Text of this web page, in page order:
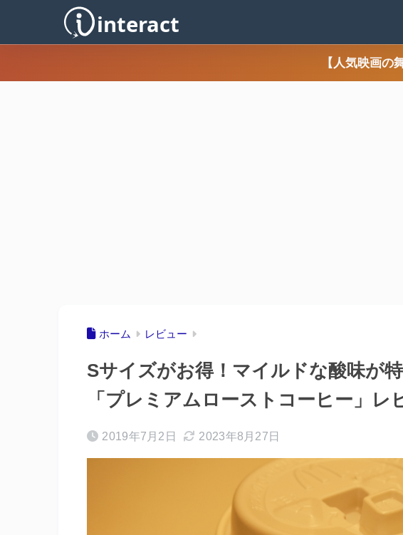
【人気映画の
ホーム レビュー
Sサイズがお得！マイルドな酸味が
「プレミアムローストコーヒー」レ
2019年7月2日 2023年8月27日